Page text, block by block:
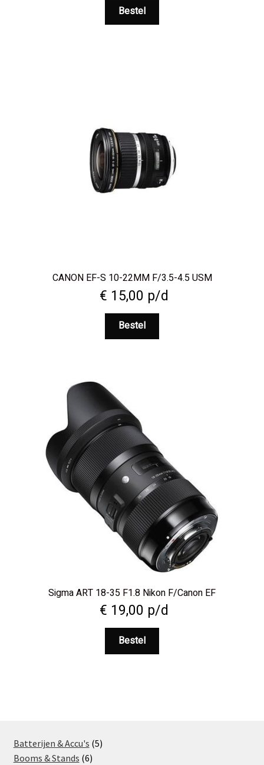
Bestel
CANON EF-S 10-22MM F/3.5-4.5 USM
€ 15,00 p/d
Bestel
Sigma ART 18-35 F1.8 Nikon F/Canon EF
€ 19,00 p/d
Bestel
Batterijen & Accu's 55
Booms & Stands 66